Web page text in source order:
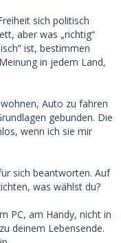
sich politisch
aber was „richtig“
ist, bestimmen
in jedem Land,
Auto zu fahren
gebunden. Die
wenn ich sie mir
sich beantworten. Auf
was wählst du?
PC, am Handy, nicht in
deinem Lebensende.